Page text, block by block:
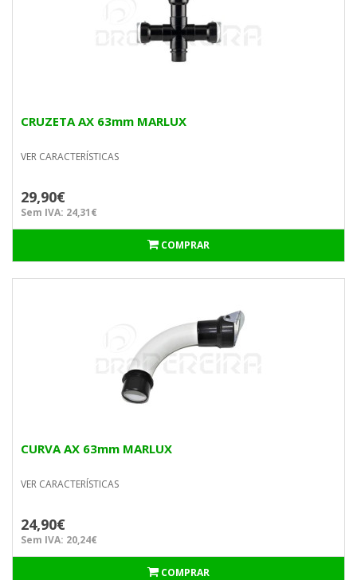
CRUZETA AX 63mm MARLUX
VER CARACTERÍSTICAS
29,90€
Sem IVA: 24,31€
COMPRAR
CURVA AX 63mm MARLUX
VER CARACTERÍSTICAS
24,90€
Sem IVA: 20,24€
COMPRAR